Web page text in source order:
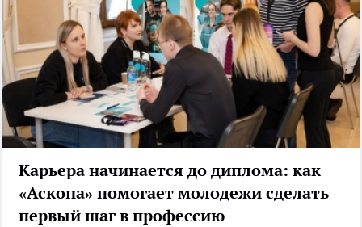
Карьера начинается до диплома: как
«Аскона» помогает молодежи сделать
первый шаг в профессию